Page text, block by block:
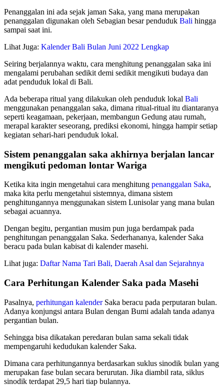
Penanggalan ini ada sejak jaman Saka, yang mana merupakan
penanggalan digunakan oleh Sebagian besar penduduk Bali hingga
sampai saat ini.
Lihat Juga: Kalender Bali Bulan Juni 2022 Lengkap
Seiring berjalannya waktu, cara menghitung penanggalan saka ini
mengalami perubahan sedikit demi sedikit mengikuti budaya dan
adat penduduk lokal di Bali.
Ada beberapa ritual yang dilakukan oleh penduduk lokal Bali
menggunakan penanggalan saka, dimana ritual-ritual itu diantaranya
seperti keagamaan, pekerjaan, membangun Gedung atau rumah,
merapal karakter seseorang, prediksi ekonomi, hingga hampir setiap
kegiatan sehari-hari penduduk lokal.
Sistem penanggalan saka akhirnya berjalan lancar
mengikuti pedoman lontar Wariga
Ketika kita ingin mengetahui cara menghitung penanggalan Saka,
maka kita perlu mengetahui sistemnya, dimana sistem
penghitungannya menggunakan sistem Lunisolar yang mana bulan
sebagai acuannya.
Dengan begitu, pergantian musim pun juga berdampak pada
penghitungan penanggalan Saka. Sederhananya, kalender Saka
beracu pada bulan kabisat di kalender masehi.
Lihat juga: Daftar Nama Tari Bali, Daerah Asal dan Sejarahnya
Cara Perhitungan Kalender Saka pada Masehi
Pasalnya, perhitungan kalenderSaka beracu pada perputaran bulan.
Adanya konjungsi antara Bulan dengan Bumi adalah tanda adanya
pergantian bulan.
Sehingga bisa dikatakan peredaran bulan sama sekali tidak
mempengaruhi kedudukan kalender Saka.
Dimana cara perhitungannya berdasarkan suklus sinodik bulan yang
merupakan fase bulan secara berurutan. Jika diambil rata, siklus
sinodik terdapat 29,5 hari tiap bulannya.